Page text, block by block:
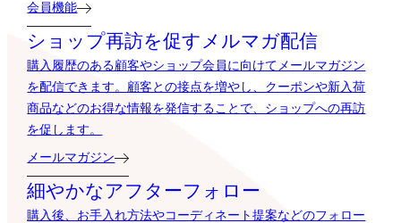
会員機能
ショップ再訪を促すメルマガ配信
購入履歴のある顧客やショップ会員に向けてメールマガジン
を配信できます。顧客との接点を増やし、クーポンや新入荷
商品などのお得な情報を発信することで、ショップへの再訪
を促します。
メールマガジン
細やかなアフターフォロー
購入後、お手入れ方法やコーディネート提案などのフォロー